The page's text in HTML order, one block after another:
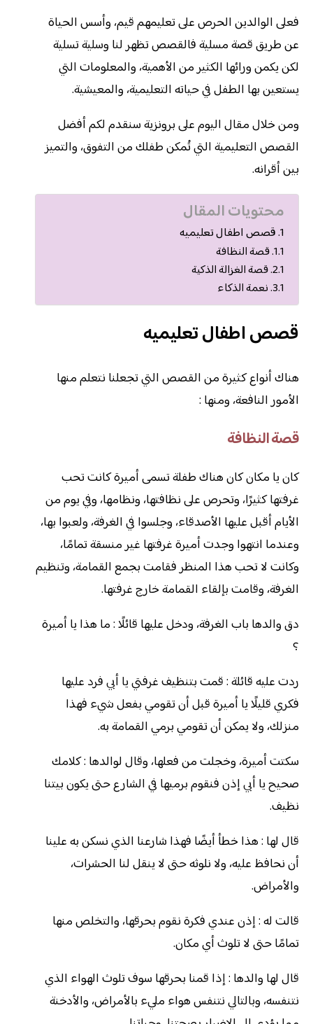
فعلى الوالدين الحرص على تعليمهم قيم، وأسس الحياة
عن طريق قصة مسلية فالقصص تظهر لنا وسلية تسلية
لكن يكمن ورائها الكثير من الأهمية، والمعلومات التي
يستعين بها الطفل في حياته التعليمية، والمعيشية.
ومن خلال مقال اليوم على برونزية سنقدم لكم أفضل
القصص التعليمية التي تُمكن طفلك من التفوق، والتميز
بين أقرانه.
محتويات المقال
قصص اطفال تعليميه
قصة النظافة
قصة الغزالة الذكية
نعمة الذكاء
قصص اطفال تعليميه
هناك أنواع كثيرة من القصص التي تجعلنا نتعلم منها
الأمور النافعة، ومنها :
قصة النظافة
كان يا مكان كان هناك طفلة تسمى أميرة كانت تحب
غرفتها كثيرًا، وتحرص على نظافتها، ونظامها، وفي يوم من
الأيام أقبل عليها الأصدقاء، وجلسوا في الغرفة، ولعبوا بها،
وعندما انتهوا وجدت أميرة غرفتها غير منسقة تمامًا،
وكانت لا تحب هذا المنظر فقامت بجمع القمامة، وتنظيم
الغرفة، وقامت بإلقاء القمامة خارج غرفتها.
دق والدها باب الغرفة، ودخل عليها قائلًا : ما هذا يا أميرة
؟
ردت عليه قائلة : قمت بتنظيف غرفتي يا أبي فرد عليها
فكري قليلًا يا أميرة قبل أن تقومي بفعل شيء فهذا
منزلك، ولا يمكن أن تقومي برمي القمامة به.
سكتت أميرة، وخجلت من فعلها، وقال لوالدها : كلامك
صحيح يا أبي إذن فنقوم برميها في الشارع حتى يكون بيتنا
نظيف.
قال لها : هذا خطأ أيضًا فهذا شارعنا الذي نسكن به علينا
أن نحافظ عليه، ولا نلوثه حتى لا ينقل لنا الحشرات،
والأمراض.
قالت له : إذن عندي فكرة نقوم بحرقها، والتخلص منها
تمامًا حتى لا تلوث أي مكان.
قال لها والدها : إذا قمنا بحرقها سوف تلوث الهواء الذي
نتنفسه، وبالتالي نتنفس هواء مليء بالأمراض، والأدخنة